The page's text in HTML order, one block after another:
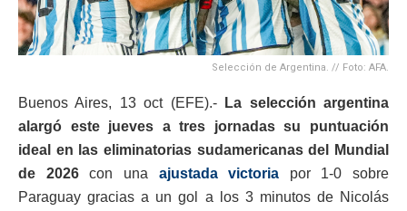
Selección de Argentina. // Foto: AFA.
Buenos Aires, 13 oct (EFE).-La selección argentina
alargó este jueves a tres jornadas su puntuación
ideal en las eliminatorias sudamericanas del Mundial
de 2026con una ajustada victoria
por 1-0 sobre
Paraguay gracias a un gol a los 3 minutos de Nicolás